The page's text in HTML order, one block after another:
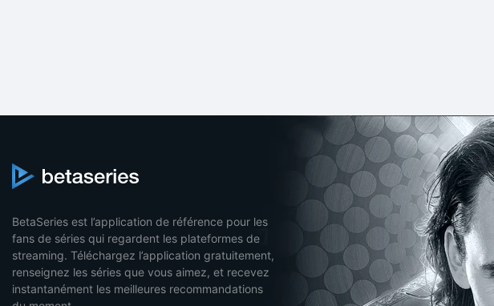
BetaSeries est l’application de référence pour les
fans de séries qui regardent les plateformes de
streaming. Téléchargez l’application gratuitement,
renseignez les séries que vous aimez, et recevez
instantanément les meilleures recommandations